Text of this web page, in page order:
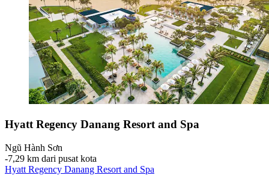
Hyatt Regency Danang Resort and Spa
Ngũ Hành Sơn
‐7,29 km dari pusat kota
Hyatt Regency Danang Resort and Spa